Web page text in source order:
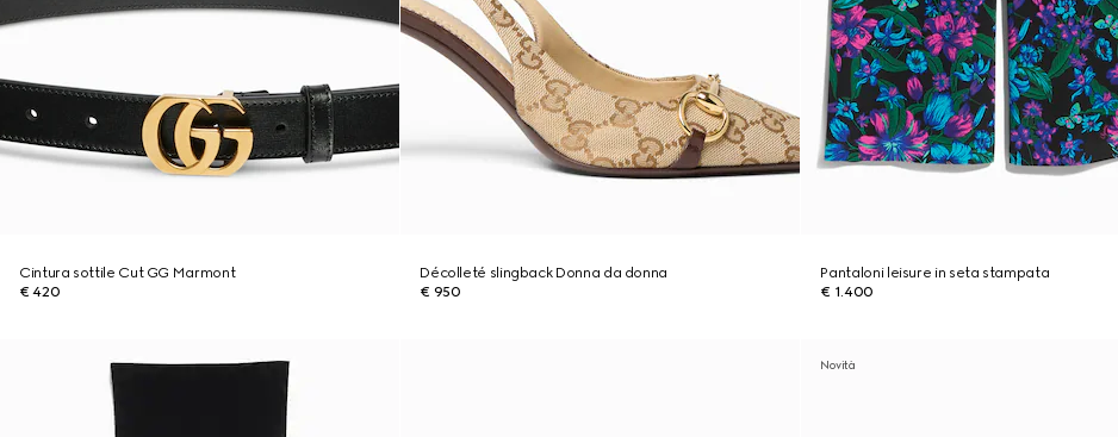
Cintura sottile Cut GG Marmont
€ 420
Décolleté slingback Donna da donna
€ 950
Pantaloni leisure in seta stampata
€ 1.400
Novità